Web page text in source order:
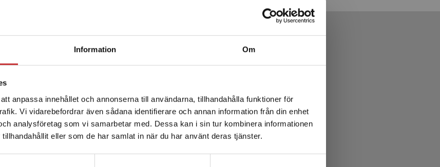
Information Om
anpassa innehållet och annonserna till användarna, tillhandahålla funktioner för
Vi vidarebefordrar även sådana identifierare och annan information från din enhet
analysföretag som vi samarbetar med. Dessa kan i sin tur kombinera informationen
eller som de har samlat in när du har använt deras tjänster.
Begränsad fraktregion
verkar som att du besöker studentlitteratur.se via en
utanför Sverige. Vi erbjuder inte leveranser utanför
För att kunna slutföra ett köp måste
vara i Sverige.Läs mer
Produkter